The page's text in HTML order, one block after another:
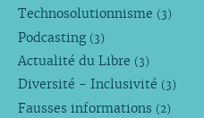
Technosolutionnisme (3)
Podcasting (3)
Actualité du Libre (3)
Diversité - Inclusivité (3)
Fausses informations (2)